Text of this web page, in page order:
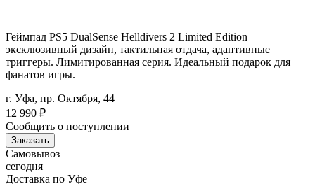
Геймпад PS5 DualSense Helldivers 2 Limited Edition —
эксклюзивный дизайн, тактильная отдача, адаптивные
триггеры. Лимитированная серия. Идеальный подарок для
фанатов игры.
г. Уфа, пр. Октября, 44
12 990 ₽
Сообщить о поступлении
Заказать
Самовывоз
сегодня
Доставка по Уфе